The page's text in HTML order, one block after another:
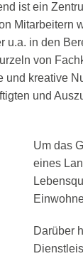
ist ein
in den
von
kreative
und
Um das
eines
Darüber